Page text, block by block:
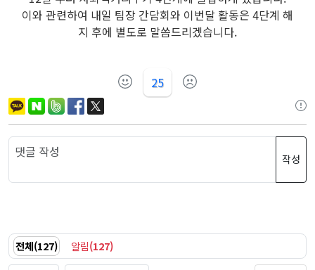
이와 관련하여 내일 팀장 간담회와 이번달 활동은 4단계 해
지 후에 별도로 말씀드리겠습니다.
25
작성
전체(127) 알림(127)